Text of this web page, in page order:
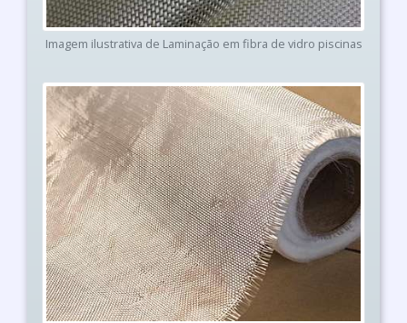
Imagem ilustrativa de Laminação em fibra de vidro piscinas